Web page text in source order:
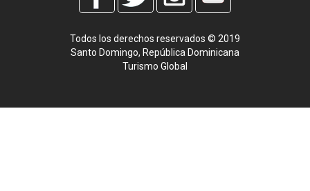
Todos los derechos reservados © 2019
Santo Domingo, República Dominicana
Turismo Global